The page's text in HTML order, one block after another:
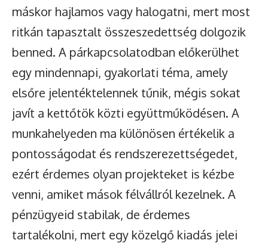
máskor hajlamos vagy halogatni, mert most
ritkán tapasztalt összeszedettség dolgozik
benned. A párkapcsolatodban előkerülhet
egy mindennapi, gyakorlati téma, amely
elsőre jelentéktelennek tűnik, mégis sokat
javít a kettőtök közti együttműködésen. A
munkahelyeden ma különösen értékelik a
pontosságodat és rendszerezettségedet,
ezért érdemes olyan projekteket is kézbe
venni, amiket mások félvállról kezelnek. A
pénzügyeid stabilak, de érdemes
tartalékolni, mert egy közelgő kiadás jelei